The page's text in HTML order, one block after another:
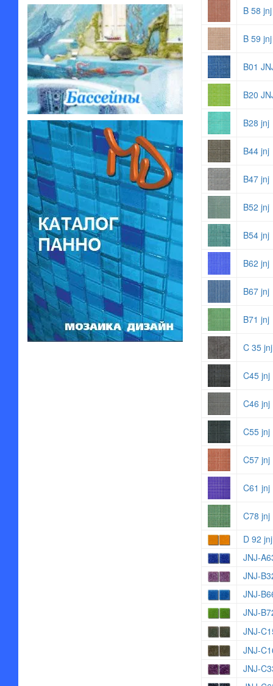
B 58 jnj
B 59 jnj
B01
B20
B28 jnj
B44 jnj
B47 jnj
B52 jnj
B54 jnj
B62 jnj
B67 jnj
B71 jnj
C 35 jnj
C45 jnj
C46 jnj
C55 jnj
C57 jnj
C61 jnj
C78 jnj
D 92 jnj
JNJ-
JNJ-
JNJ-
JNJ-
JNJ-
JNJ-
JNJ-